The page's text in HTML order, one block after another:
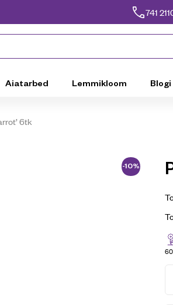
741
Aiatarbed Lemmikloom Blogi
6tk
-10%